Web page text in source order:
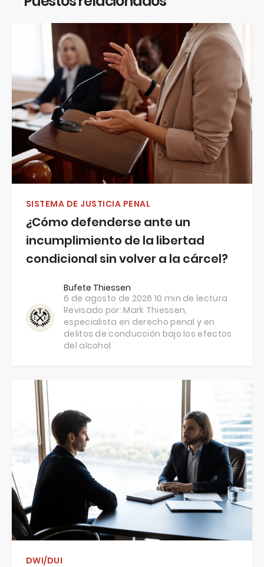
SISTEMA DE JUSTICIA PENAL
¿Cómo defenderse ante un
incumplimiento de la libertad
condicional sin volver a la cárcel?
Bufete Thiessen
6 de agosto de 2026 10 min de lectura
Revisado por:Mark Thiessen,
especialista en derecho penal y en
delitos de conducción bajo los efectos
del alcohol
DWI/DUI